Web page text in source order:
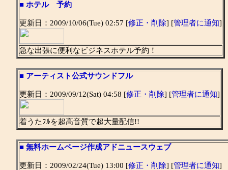
■ ホテル 予約
更新日：2009/10/06(Tue) 02:57 [修正・削除] [管理者に通知]
急な出張に便利なビジネスホテル予約！
■ アーティスト公式サウンドフル
更新日：2009/09/12(Sat) 04:58 [修正・削除] [管理者に通知]
着うたﾌﾙを超高音質で超大量配信!!
■ 無料ホームページ作成アドニュースウェブ
更新日：2009/02/24(Tue) 13:00 [修正・削除] [管理者に通知]